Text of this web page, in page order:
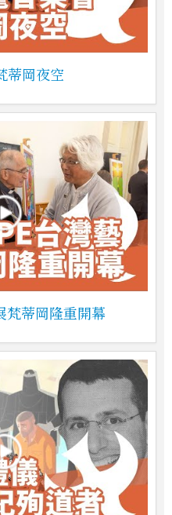
蒂岡夜空
梵蒂岡隆重開幕